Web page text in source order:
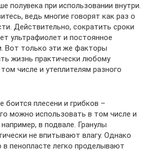
полувека при использовании внутри.
ведь многие говорят как раз о
Действительно, сократить сроки
ультрафиолет и постоянное
Вот только эти же факторы
жизнь практически любому
числе и утеплителям разного
боится плесени и грибков –
можно использовать в том числе и
в подвале. Гранулы
не впитывают влагу. Однако
в пенопласте легко проделывают